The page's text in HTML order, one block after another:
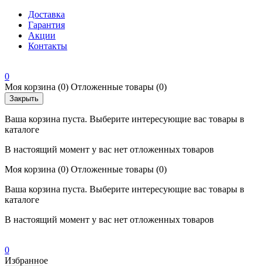
Доставка
Гарантия
Акции
Контакты
0
Моя корзина (0) Отложенные товары (0)
Закрыть
Ваша корзина пуста. Выберите интересующие вас товары в
каталоге
В настоящий момент у вас нет отложенных товаров
Моя корзина (0) Отложенные товары (0)
Ваша корзина пуста. Выберите интересующие вас товары в
каталоге
В настоящий момент у вас нет отложенных товаров
0
Избранное